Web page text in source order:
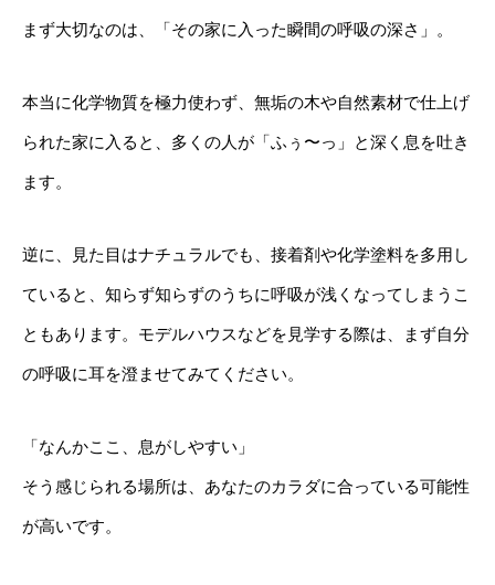
まず大切なのは、「その家に入った瞬間の呼吸の深さ」。
本当に化学物質を極力使わず、無垢の木や自然素材で仕上げ
られた家に入ると、多くの人が「ふぅ〜っ」と深く息を吐き
ます。
逆に、見た目はナチュラルでも、接着剤や化学塗料を多用し
ていると、知らず知らずのうちに呼吸が浅くなってしまうこ
ともあります。モデルハウスなどを見学する際は、まず自分
の呼吸に耳を澄ませてみてください。
「なんかここ、息がしやすい」
そう感じられる場所は、あなたのカラダに合っている可能性
が高いです。